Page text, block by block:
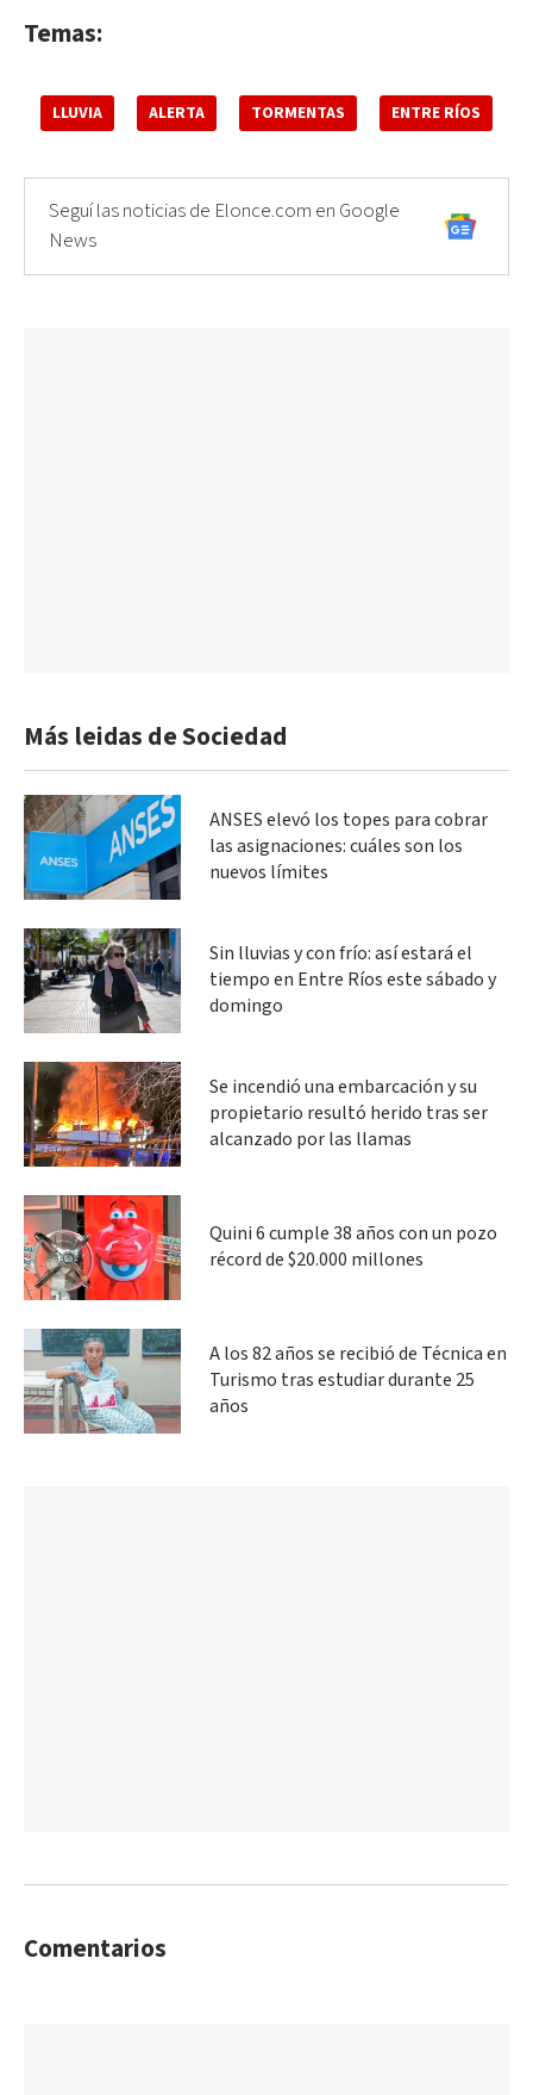
Temas:
LLUVIA ALERTA TORMENTAS ENTRE RÍOS
Seguí las noticias de Elonce.com en Google
News
Más leidas de Sociedad
ANSES elevó los topes para cobrar
las asignaciones: cuáles son los
nuevos límites
Sin lluvias y con frío: así estará el
tiempo en Entre Ríos este sábado y
domingo
Se incendió una embarcación y su
propietario resultó herido tras ser
alcanzado por las llamas
Quini 6 cumple 38 años con un pozo
récord de $20.000 millones
A los 82 años se recibió de Técnica en
Turismo tras estudiar durante 25
años
Comentarios